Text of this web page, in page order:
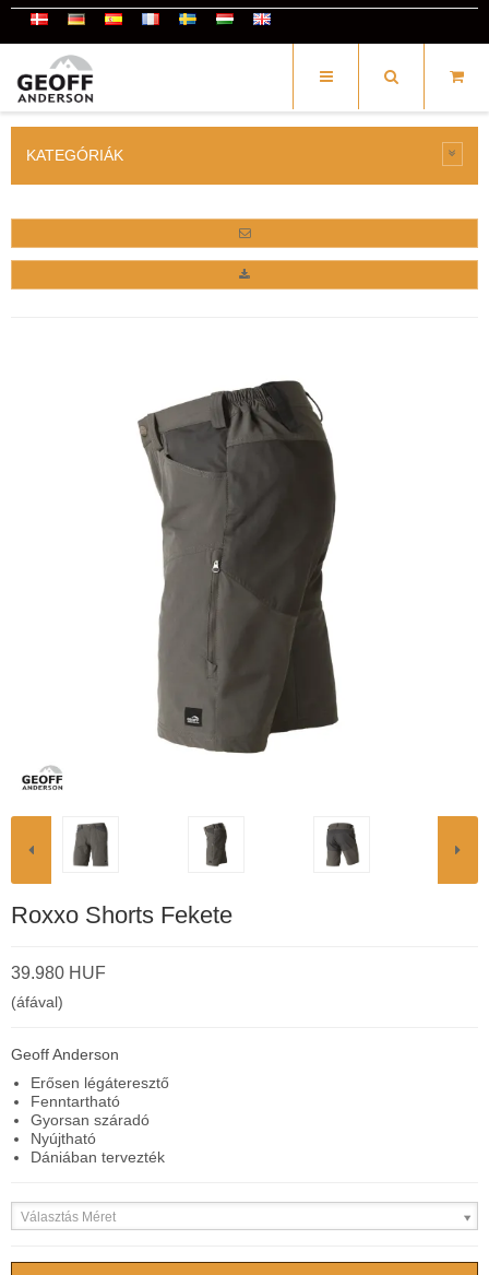
KATEGÓRIÁK
Roxxo Shorts Fekete
39.980 HUF
(áfával)
Geoff Anderson
Erősen légáteresztő
Fenntartható
Gyorsan száradó
Nyújtható
Dániában tervezték
Választás Méret